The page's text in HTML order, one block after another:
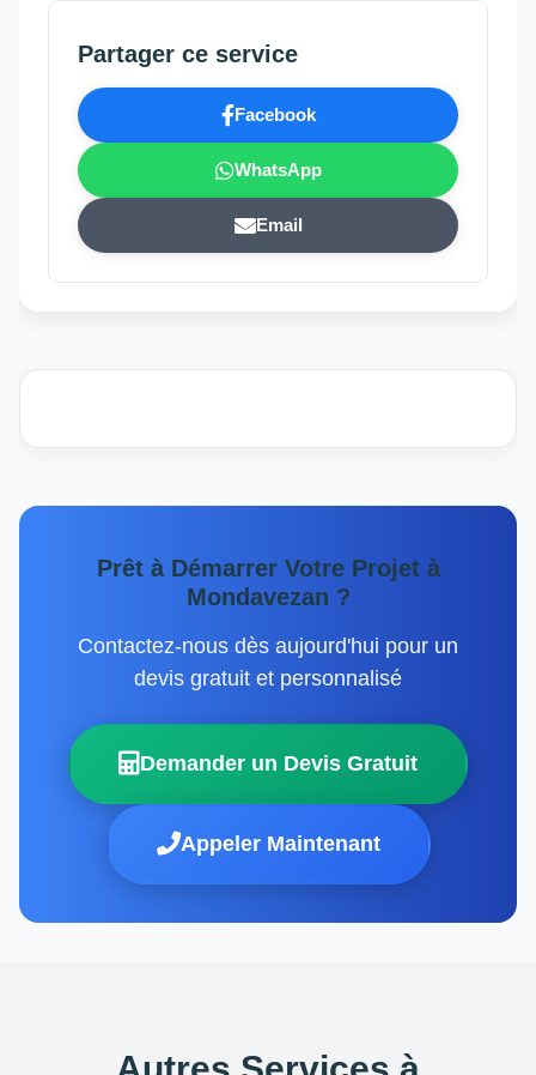
Partager ce service
Facebook
WhatsApp
Email
Prêt à Démarrer Votre Projet à
Mondavezan ?
Contactez-nous dès aujourd'hui pour un
devis gratuit et personnalisé
Demander un Devis Gratuit
Appeler Maintenant